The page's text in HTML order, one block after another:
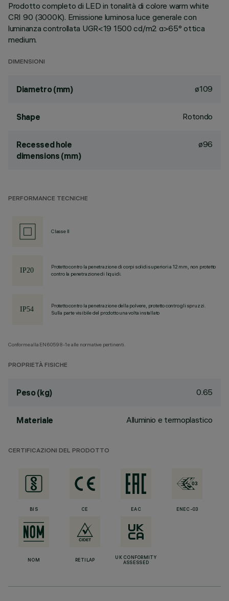
Prodotto completo di LED in tonalità di colore warm white
CRI 90 (3000K). Emissione luminosa luce generale con
luminanza controllata UGR<19 1500 cd/m2 α>65° ottica
medium.
DIMENSIONI
Diametro (mm) ø109
Shape Rotondo
Recessed hole
dimensions (mm)
ø96
PERFORMANCE TECNICHE
Classe II
Protetto contro la penetrazione di corpi solidi superiori a 12 mm, non protetto
contro la penetrazione di liquidi.
Protetto contro la penetrazione della polvere, protetto contro gli spruzzi.
Sulla parte visibile del prodotto una volta installato
Conforme alla EN60598-1 e alle normative pertinenti.
PROPRIETÀ FISICHE
Peso (kg) 0.65
Materiale Alluminio e termoplastico
CERTIFICAZIONI DEL PRODOTTO
BIS CE EAC ENEC-03
NOM RETILAP
UK CONFORMITY
ASSESSED